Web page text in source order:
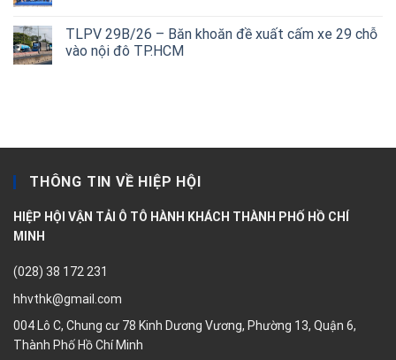
TLPV 29B/26 – Băn khoăn đề xuất cấm xe 29 chỗ
vào nội đô TP.HCM
THÔNG TIN VỀ HIỆP HỘI
HIỆP HỘI VẬN TẢI Ô TÔ HÀNH KHÁCH THÀNH PHỐ HỒ CHÍ
MINH
(028) 38 172 231
hhvthk@gmail.com
004 Lô C, Chung cư 78 Kinh Dương Vương, Phường 13, Quận 6,
Thành Phố Hồ Chí Minh